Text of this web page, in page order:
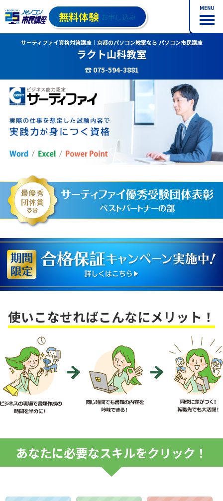
MENU
無料体験 お申し込み
サーティファイ資格対策講座｜京都のパソコン教室なら パソコン市民講座
ラクト山科教室
☎ 075-594-3881
使いこなせればこんなにメリット！
あなたに必要なスキルをクリック！